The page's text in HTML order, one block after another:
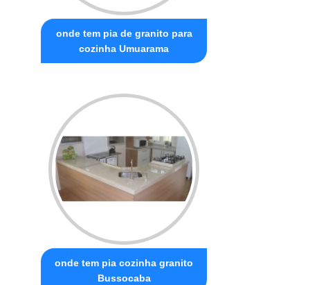
onde tem pia de granito para
cozinha Umuarama
onde tem pia cozinha granito
Bussocaba